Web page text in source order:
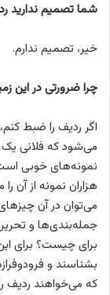
شما تصمیم ندارید
خیر، تصمیم ندارم.
چرا ضرورتی در این
اگر ردیف را ضبط
می‌شود که فلانی یک
نمونه‌های خوبی
هزاران نمونه از
می‌توان در آن
جمله‌بندی‌ها و
برای چیست؟ برای
بشناسند و
که می‌خواهند ردیف